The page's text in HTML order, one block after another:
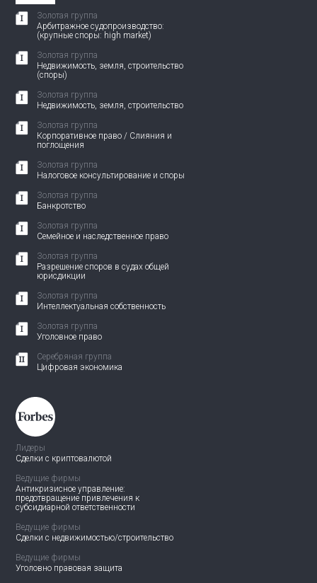
Золотая группа
Арбитражное судопроизводство:
(крупные споры: high market)
Золотая группа
Недвижимость, земля, строительство
(споры)
Золотая группа
Недвижимость, земля, строительство
Золотая группа
Корпоративное право / Слияния и
поглощения
Золотая группа
Налоговое консультирование и споры
Золотая группа
Банкротство
Золотая группа
Семейное и наследственное право
Золотая группа
Разрешение споров в судах общей
юрисдикции
Золотая группа
Интеллектуальная собственность
Золотая группа
Уголовное право
Серебряная группа
Цифровая экономика
Лидеры
Сделки с криптовалютой
Ведущие фирмы
Антикризисное управление:
предотвращение привлечения к
субсидиарной ответственности
Ведущие фирмы
Сделки с недвижимостью/строительство
Ведущие фирмы
Уголовно правовая защита